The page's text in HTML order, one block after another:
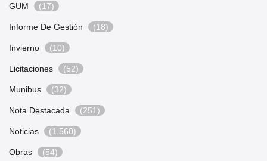
GUM (17)
Informe De Gestión (18)
Invierno (10)
Licitaciones (52)
Munibus (32)
Nota Destacada (251)
Noticias (1.560)
Obras (54)